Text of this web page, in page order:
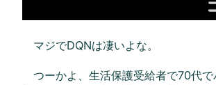
マジでDQNは凄いよな。
つーかよ、生活保護受給者で70代で